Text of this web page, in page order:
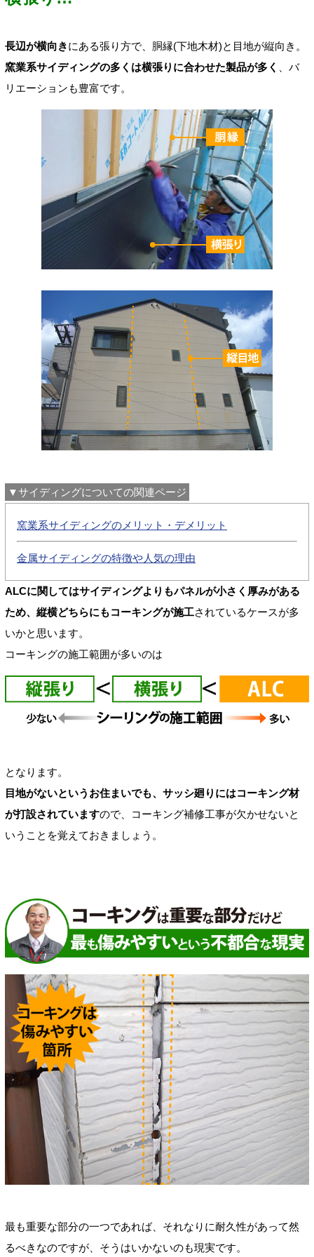
長辺が横向きにある張り方で、胴縁(下地木材)と目地が縦向き。
窯業系サイディングの多くは横張りに合わせた製品が多く
、バ
リエーションも豊富です。
▼サイディングについての関連ページ
窯業系サイディングのメリット・デメリット
金属サイディングの特徴や人気の理由
ALCに関してはサイディングよりもパネルが小さく厚みがある
ため、縦横どちらにもコーキングが施工されているケースが多
いかと思います。
コーキングの施工範囲が多いのは
となります。
目地がないというお住まいでも、サッシ廻りにはコーキング材
が打設されていますので、コーキング補修工事が欠かせないと
いうことを覚えておきましょう。
最も重要な部分の一つであれば、それなりに耐久性があって然
るべきなのですが、そうはいかないのも現実です。